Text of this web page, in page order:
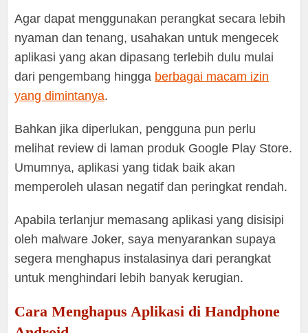
Agar dapat menggunakan perangkat secara lebih
nyaman dan tenang, usahakan untuk mengecek
aplikasi yang akan dipasang terlebih dulu mulai
dari pengembang hingga berbagai macam izin
yang dimintanya.
Bahkan jika diperlukan, pengguna pun perlu
melihat review di laman produk Google Play Store.
Umumnya, aplikasi yang tidak baik akan
memperoleh ulasan negatif dan peringkat rendah.
Apabila terlanjur memasang aplikasi yang disisipi
oleh malware Joker, saya menyarankan supaya
segera menghapus instalasinya dari perangkat
untuk menghindari lebih banyak kerugian.
Cara Menghapus Aplikasi di Handphone